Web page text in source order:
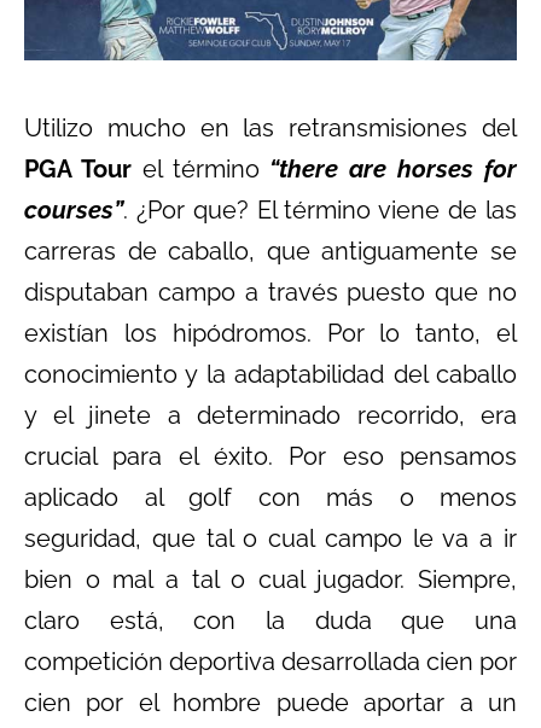
Utilizo mucho en las retransmisiones del
PGA Tourel término “there are horses for
courses”. ¿Por que? El término viene de las
carreras de caballo, que antiguamente se
disputaban campo a través puesto que no
existían los hipódromos. Por lo tanto, el
conocimiento y la adaptabilidad del caballo
y el jinete a determinado recorrido, era
crucial para el éxito. Por eso pensamos
aplicado al golf con más o menos
seguridad, que tal o cual campo le va a ir
bien o mal a tal o cual jugador. Siempre,
claro está, con la duda que una
competición deportiva desarrollada cien por
cien por el hombre puede aportar a un